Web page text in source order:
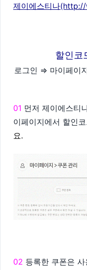
제이에스티나
할인코
로그인 ⇒ 마이페이
01 먼저 제이에스티
이페이지에서 할인
요.
02 등록한 쿠폰은